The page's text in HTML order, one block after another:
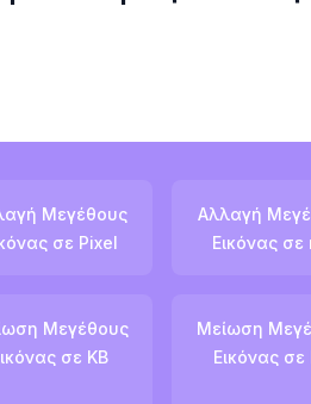
Μεγέθους
σε Pixel
Αλλαγή
Εικόνας σε
Μεγέθους
σε KB
Μείωση
Εικόνας σε